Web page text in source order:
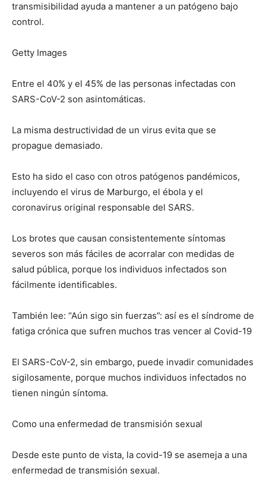
transmisibilidad ayuda a mantener a un patógeno bajo
control.
Getty Images
Entre el 40% y el 45% de las personas infectadas con
SARS-CoV-2 son asintomáticas.
La misma destructividad de un virus evita que se
propague demasiado.
Esto ha sido el caso con otros patógenos pandémicos,
incluyendo el virus de Marburgo, el ébola y el
coronavirus original responsable del SARS.
Los brotes que causan consistentemente síntomas
severos son más fáciles de acorralar con medidas de
salud pública, porque los individuos infectados son
fácilmente identificables.
También lee: “Aún sigo sin fuerzas”: así es el síndrome de
fatiga crónica que sufren muchos tras vencer al Covid-19
El SARS-CoV-2, sin embargo, puede invadir comunidades
sigilosamente, porque muchos individuos infectados no
tienen ningún síntoma.
Como una enfermedad de transmisión sexual
Desde este punto de vista, la covid-19 se asemeja a una
enfermedad de transmisión sexual.